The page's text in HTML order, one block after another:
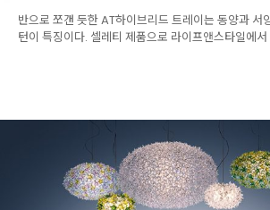
반으로 쪼갠 듯한 AT하이브리드 트레이는 동양과 서
턴이 특징이다. 셀레티 제품으로 라이프앤스타일에서